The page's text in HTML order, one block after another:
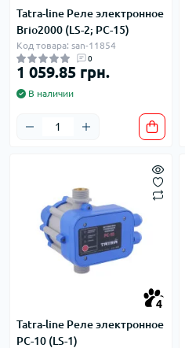
Tatra-line Реле электронное
Brio2000 (LS-2; PC-15)
Код товара: san-11854
0
1 059.85 грн.
В наличии
4
Tatra-line Реле электронное
РС-10 (LS-1)